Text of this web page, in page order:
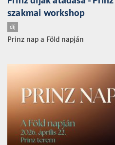
szakmai workshop
díj
Prinz nap a Föld napján